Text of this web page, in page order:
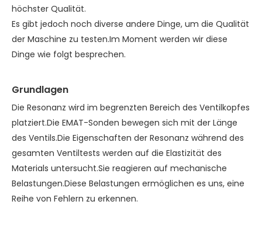
höchster Qualität.
Es gibt jedoch noch diverse andere Dinge, um die Qualität
der Maschine zu testen.Im Moment werden wir diese
Dinge wie folgt besprechen.
Grundlagen
Die Resonanz wird im begrenzten Bereich des Ventilkopfes
platziert.Die EMAT-Sonden bewegen sich mit der Länge
des Ventils.Die Eigenschaften der Resonanz während des
gesamten Ventiltests werden auf die Elastizität des
Materials untersucht.Sie reagieren auf mechanische
Belastungen.Diese Belastungen ermöglichen es uns, eine
Reihe von Fehlern zu erkennen.